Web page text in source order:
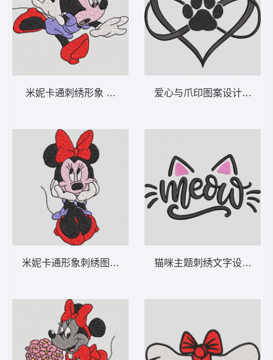
米妮卡通刺绣形象 米妮 6-DST格式
米妮卡通形象刺绣图案 米妮 5-DST格式
爱心与爪印图案设计 心爪
猫咪主题刺绣文字设计 喵